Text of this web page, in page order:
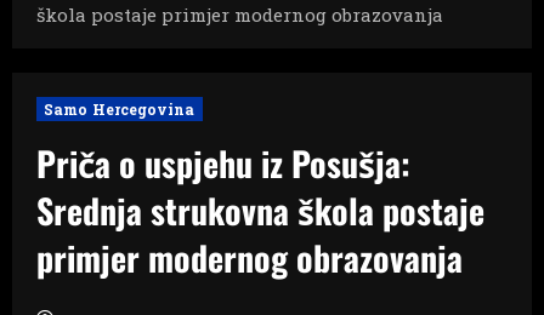
škola postaje primjer modernog obrazovanja
Samo Hercegovina
Priča o uspjehu iz Posušja:
Srednja strukovna škola postaje
primjer modernog obrazovanja